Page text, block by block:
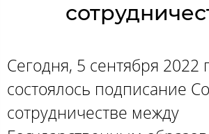
Сегодня, 5 сентября 2022
состоялось подписание
сотрудничестве между